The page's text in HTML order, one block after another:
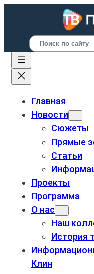
Поиск
Главная
Новости
Сюжеты
Прямые
Статьи
Проекты
Программа
О нас
Наш
История
Клин